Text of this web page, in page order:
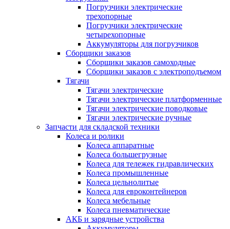
Погрузчики электрические
трехопорные
Погрузчики электрические
четырехопорные
Аккумуляторы для погрузчиков
Сборщики заказов
Сборщики заказов самоходные
Сборщики заказов с электроподъемом
Тягачи
Тягачи электрические
Тягачи электрические платформенные
Тягачи электрические поводковые
Тягачи электрические ручные
Запчасти для складской техники
Колеса и ролики
Колеса аппаратные
Колеса большегрузные
Колеса для тележек гидравлических
Колеса промышленные
Колеса цельнолитые
Колеса для евроконтейнеров
Колеса мебельные
Колеса пневматические
АКБ и зарядные устройства